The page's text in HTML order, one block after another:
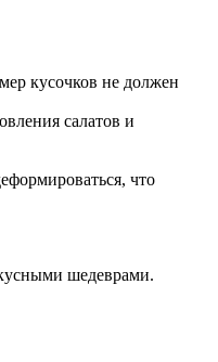
кусочков не должен
салатов и
что
шедеврами.